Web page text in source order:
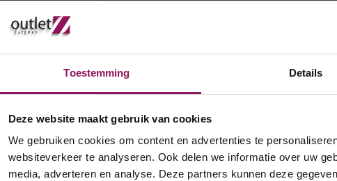
Toestemming Details
Deze website maakt gebruik van cookies
We gebruiken cookies om content en advertenties te
websiteverkeer te analyseren. Ook delen we informatie over uw
media, adverteren en analyse. Deze partners kunnen deze